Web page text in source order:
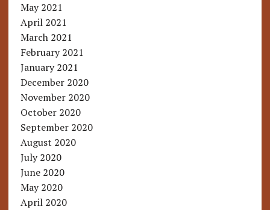
May 2021
April 2021
March 2021
February 2021
January 2021
December 2020
November 2020
October 2020
September 2020
August 2020
July 2020
June 2020
May 2020
April 2020